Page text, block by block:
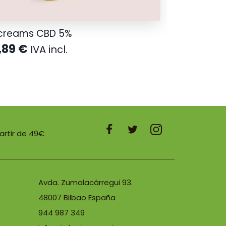
CBD 5%
€ IVA incl.
de 49€
Avda. Zumalacárregui 93.
48007 Bilbao España
944 987 349